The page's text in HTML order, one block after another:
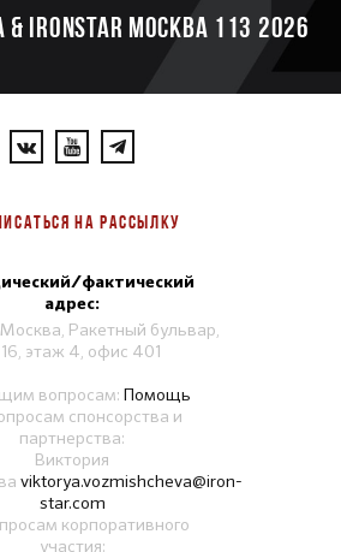
IRONSTAR МОСКВА 113 2026
НА РАССЫЛКУ
фактический
адрес:
Москва, Ракетный бульвар,
этаж 4, офис 401
вопросам: Помощь
спонсорства и
партнерства:
Виктория
viktorya.vozmishcheva@iron-
star.com
корпоративного
участия: